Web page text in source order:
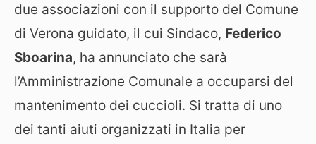
due associazioni con il supporto del Comune
di Verona guidato, il cui Sindaco, Federico
Sboarina, ha annunciato che sarà
l’Amministrazione Comunale a occuparsi del
mantenimento dei cuccioli. Si tratta di uno
dei tanti aiuti organizzati in Italia per